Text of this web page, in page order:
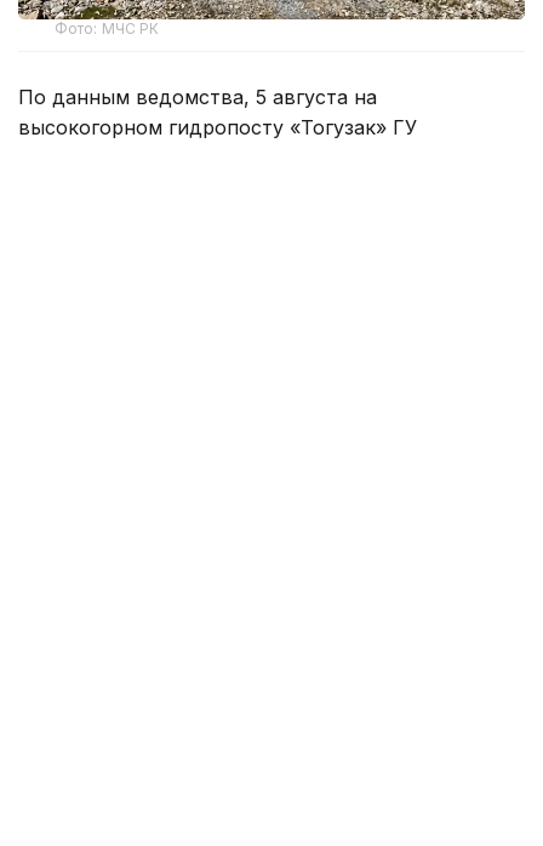
Фото: МЧС РК
По данным ведомства, 5 августа на
высокогорном гидропосту «Тогузак» ГУ